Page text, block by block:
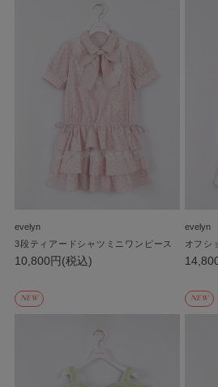
evelyn
3段ティアードシャツミニワンピース
10,800円(税込)
evelyn
オフシ
NEW NEW